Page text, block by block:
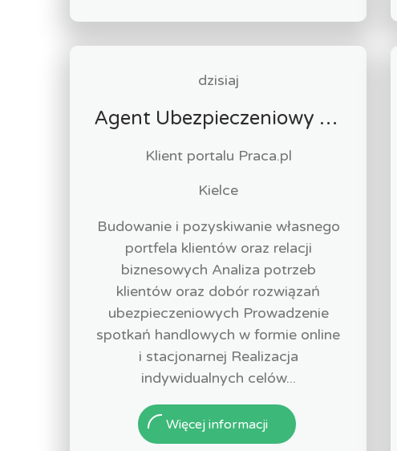
dzisiaj
Agent Ubezpieczeniowy / Agentka Ubezpieczeniowa
Klient portalu Praca.pl
Kielce
Budowanie i pozyskiwanie własnego
portfela klientów oraz relacji
biznesowych Analiza potrzeb
klientów oraz dobór rozwiązań
ubezpieczeniowych Prowadzenie
spotkań handlowych w formie online
i stacjonarnej Realizacja
indywidualnych celów...
Więcej informacji